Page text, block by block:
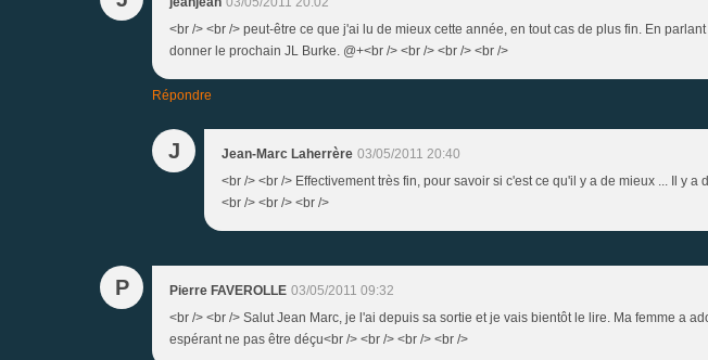
<br /> <br /> peut-être ce que j'ai lu de mieux cette année, en tout cas de plus fin. En
donner le prochain JL Burke. @+<br /> <br /> <br /> <br />
Répondre
J Jean-Marc Laherrère 03/05/2011 20:40
<br /> <br /> Effectivement très fin, pour savoir si c'est ce qu'il y a de mieux ... Il y
<br /> <br /> <br />
P Pierre FAVEROLLE 03/05/2011 09:32
<br /> <br /> Salut Jean Marc, je l'ai depuis sa sortie et je vais bientôt le lire. Ma femme a
espérant ne pas être déçu<br /> <br /> <br /> <br />